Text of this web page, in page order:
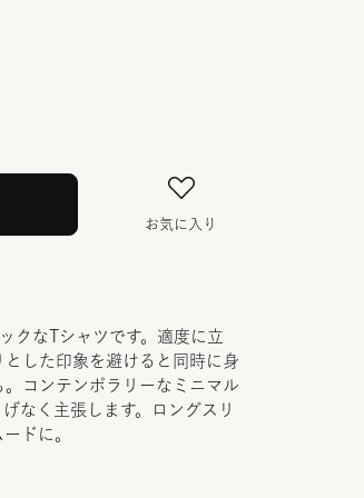
お気に入り
クなTシャツです。適度に立
した印象を避けると同時に身
コンテンポラリーなミニマル
なく主張します。ロングスリ
ドに。